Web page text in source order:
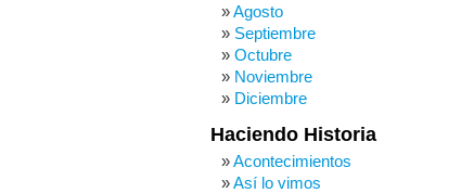
Agosto
Septiembre
Octubre
Noviembre
Diciembre
Haciendo Historia
Acontecimientos
Así lo vimos